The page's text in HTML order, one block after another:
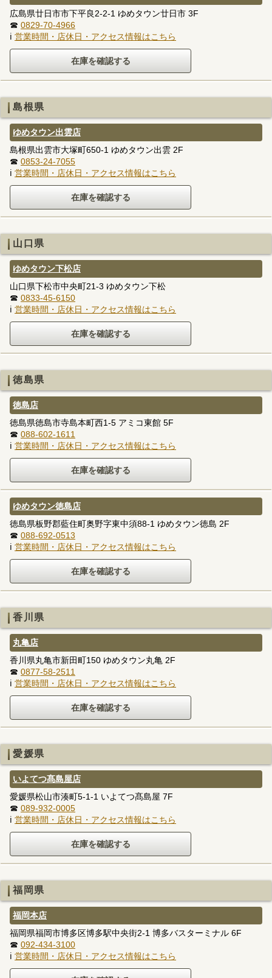
広島県廿日市市下平良2-2-1 ゆめタウン廿日市 3F
☎ 0829-70-4966
ℹ 営業時間・店休日・アクセス情報はこちら
島根県
ゆめタウン出雲店
島根県出雲市大塚町650-1 ゆめタウン出雲 2F
☎ 0853-24-7055
ℹ 営業時間・店休日・アクセス情報はこちら
山口県
ゆめタウン下松店
山口県下松市中央町21-3 ゆめタウン下松
☎ 0833-45-6150
ℹ 営業時間・店休日・アクセス情報はこちら
徳島県
徳島店
徳島県徳島市寺島本町西1-5 アミコ東館 5F
☎ 088-602-1611
ℹ 営業時間・店休日・アクセス情報はこちら
ゆめタウン徳島店
徳島県板野郡藍住町奥野字東中須88-1 ゆめタウン徳島 2F
☎ 088-692-0513
ℹ 営業時間・店休日・アクセス情報はこちら
香川県
丸亀店
香川県丸亀市新田町150 ゆめタウン丸亀 2F
☎ 0877-58-2511
ℹ 営業時間・店休日・アクセス情報はこちら
愛媛県
いよてつ髙島屋店
愛媛県松山市湊町5-1-1 いよてつ髙島屋 7F
☎ 089-932-0005
ℹ 営業時間・店休日・アクセス情報はこちら
福岡県
福岡本店
福岡県福岡市博多区博多駅中央街2-1 博多バスターミナル 6F
☎ 092-434-3100
ℹ 営業時間・店休日・アクセス情報はこちら